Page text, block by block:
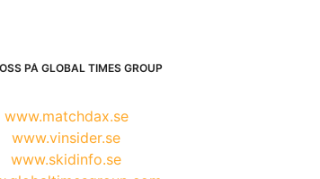
PÅ GLOBAL TIMES GROUP
www.matchdax.se
www.vinsider.se
www.skidinfo.se